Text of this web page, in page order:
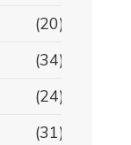
(20)
(34)
(24)
(31)